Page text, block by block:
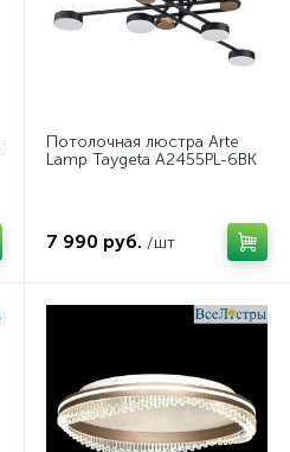
Потолочная люстра Arte
Lamp Taygeta A2455PL-6BK
7 990 руб. /шт